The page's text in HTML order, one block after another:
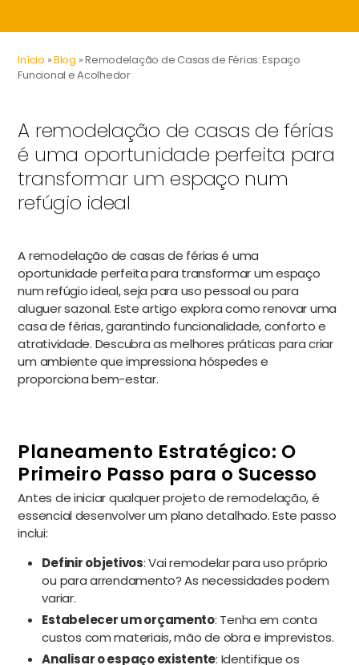
Início »Blog »Remodelação de Casas de Férias: Espaço
Funcional e Acolhedor
A remodelação de casas de férias
é uma oportunidade perfeita para
transformar um espaço num
refúgio ideal
A remodelação de casas de férias é uma
oportunidade perfeita para transformar um espaço
num refúgio ideal, seja para uso pessoal ou para
aluguer sazonal. Este artigo explora como renovar uma
casa de férias, garantindo funcionalidade, conforto e
atratividade. Descubra as melhores práticas para criar
um ambiente que impressiona hóspedes e
proporciona bem-estar.
Planeamento Estratégico: O
Primeiro Passo para o Sucesso
Antes de iniciar qualquer projeto de remodelação, é
essencial desenvolver um plano detalhado. Este passo
inclui:
Definir objetivos: Vai remodelar para uso próprio
ou para arrendamento? As necessidades podem
variar.
Estabelecer um orçamento: Tenha em conta
custos com materiais, mão de obra e imprevistos.
Analisar o espaço existente: Identifique os